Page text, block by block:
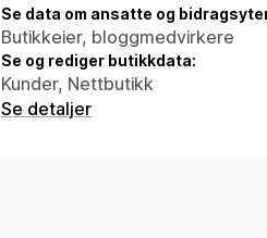
Se data om ansatte og
Butikkeier, bloggmedvirkere
Se og rediger butikkdata:
Kunder, Nettbutikk
Se detaljer